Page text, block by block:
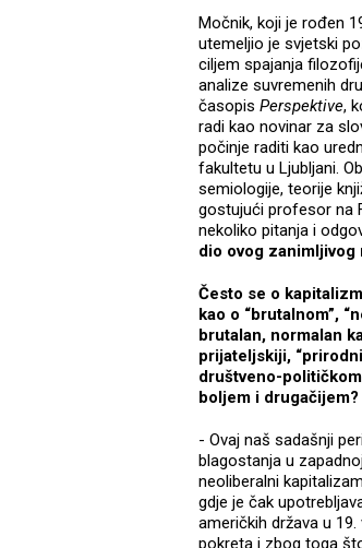
Močnik, koji je rođen
utemeljio je svjetski
ciljem spajanja
analize suvremenih
časopis Perspektive,
radi kao novinar za
počinje raditi kao
fakultetu u Ljubljani.
semiologije, teorije
gostujući profesor na
nekoliko pitanja i
dio ovog zanimljivog
Često se o
kao o “brutalnom”,
brutalan, normalan
prijateljskiji,
društveno-
boljem i drugačijem?
- Ovaj naš sadašnji
blagostanja u
neoliberalni
gdje je čak
američkih država u
pokreta i zbog toga